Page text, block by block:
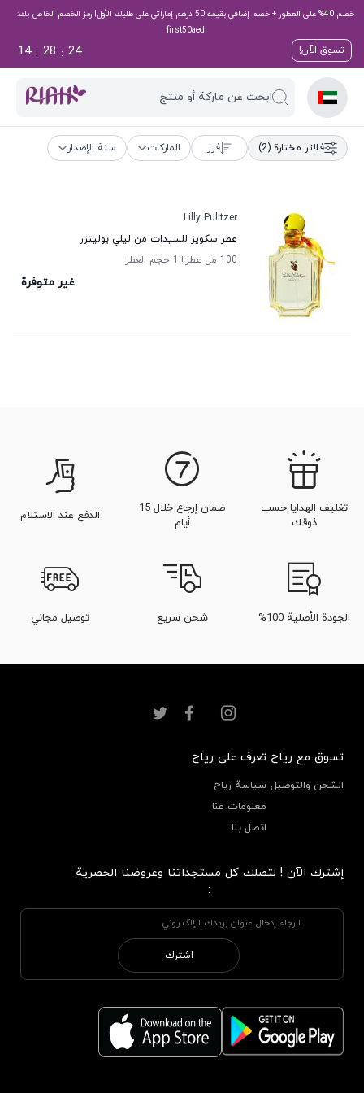
خصم 40% على العطور + خصم إضافي بقيمة 50 درهم إماراتي على طلبك الأول! رمز الخصم الخاص بك:
first50aed
تسوق الآن! 24
:
28
:
14
ابحث عن ماركة أو منتج
فلاتر مختارة (2) فرز الماركات سنة الإصدار
Lilly Pulitzer
عطر سكويز للسيدات من ليلي بوليتزر
100 مل عطر
+1 حجم العطر
غير متوفرة
تغليف الهدايا حسب
ذوقك
ضمان إرجاع خلال 15
أيام
الدفع عند الاستلام
الجودة الأصلية 100% شحن سريع توصيل مجاني
تسوق مع رياح
الشحن والتوصيل
تعرف على رياح
سياسة رياح
معلومات عنا
اتصل بنا
إشترك الآن ! لتصلك كل مستجداتنا وعروضنا الحصرية
:
اشترك